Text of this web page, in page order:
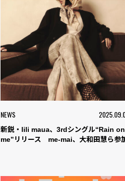
NEWS
新鋭・lili maua、3rdシングル“Rain on
me”リリース me-mai、大和田慧ら参